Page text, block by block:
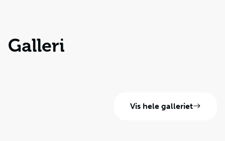
Galleri
Vis hele galleriet